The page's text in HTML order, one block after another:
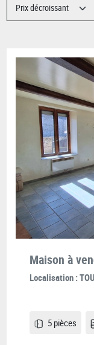
Maison à
Localisation :
5 pièces